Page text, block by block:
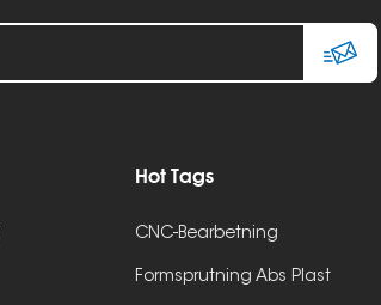
Hot Tags
CNC-Bearbetning
Formsprutning Abs Plast